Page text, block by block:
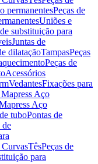
permanentesPeças de
Uniões e
substituição para
Juntas de
dilataçãoTampasPeças
Peças de
Acessórios
VedantesFixações para
Aço
Aço
tuboPontas de
de
CurvasTêsPeças de
para